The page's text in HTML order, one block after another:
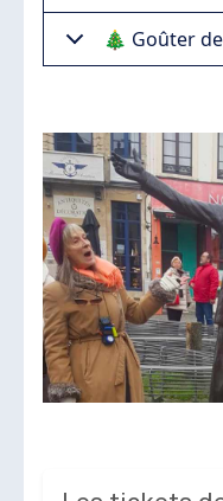
🎄 Goûter